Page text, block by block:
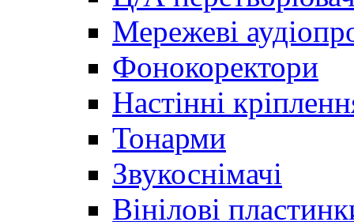
Мережеві
Фонокоректори
Настінні
Тонарми
Звукоснімачі
Вінілові